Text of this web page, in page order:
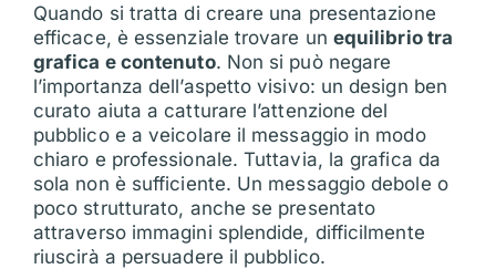
Quando si tratta di creare una presentazione
efficace, è essenziale trovare un equilibrio tra
grafica e contenuto. Non si può negare
l’importanza dell’aspetto visivo: un design ben
curato aiuta a catturare l’attenzione del
pubblico e a veicolare il messaggio in modo
chiaro e professionale. Tuttavia, la grafica da
sola non è sufficiente. Un messaggio debole o
poco strutturato, anche se presentato
attraverso immagini splendide, difficilmente
riuscirà a persuadere il pubblico.